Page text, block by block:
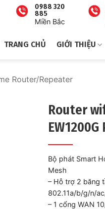
0988 320
885
Miền Bắc
TRANG CHỦ GIỚI THIỆU
Router/Repeater
Router
EW1200G
Bộ phát Smart
Mesh
– Hỗ trợ 2 băng
802.11a/b/g/n/
– 1 cổng WAN